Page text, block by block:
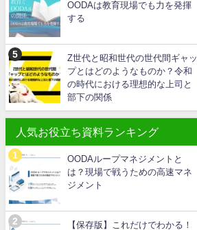
OODAは教育現場でも力を発揮
する
Z世代と昭和世代の世代間ギャッ
プとはどのようなものか？令和
の時代における理想的な上司と
部下の関係
人気お役立ち資料ランキング
OODAループマネジメントと
は？現場で戦うための高速マネ
ジメント
【保存版】これだけでわかる！